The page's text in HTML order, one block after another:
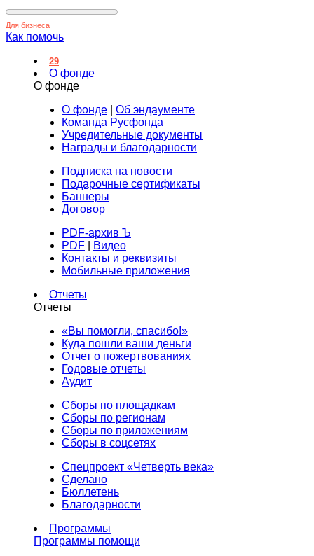
Для бизнеса
Как помочь
29
О фонде
О фонде
О фонде
Об эндаументе
Команда Русфонда
Учредительные документы
Награды и благодарности
Подписка на новости
Подарочные сертификаты
Баннеры
Договор
PDF-архив Ъ
PDF
Видео
Контакты и реквизиты
Мобильные приложения
Отчеты
Отчеты
«Вы помогли, спасибо!»
Куда пошли ваши деньги
Отчет о пожертвованиях
Годовые отчеты
Аудит
Сборы по площадкам
Сборы по регионам
Сборы по приложениям
Сборы в соцсетях
Спецпроект «Четверть века»
Сделано
Бюллетень
Благодарности
Программы
Программы помощи